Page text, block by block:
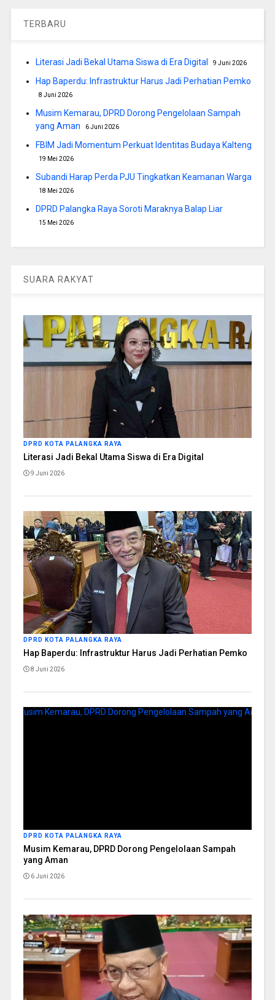
TERBARU
Literasi Jadi Bekal Utama Siswa di Era Digital 9 Juni 2026
Hap Baperdu: Infrastruktur Harus Jadi Perhatian Pemko
8 Juni 2026
Musim Kemarau, DPRD Dorong Pengelolaan Sampah
yang Aman
6 Juni 2026
FBIM Jadi Momentum Perkuat Identitas Budaya Kalteng
19 Mei 2026
Subandi Harap Perda PJU Tingkatkan Keamanan Warga
18 Mei 2026
DPRD Palangka Raya Soroti Maraknya Balap Liar
15 Mei 2026
SUARA RAKYAT
DPRD KOTA PALANGKA RAYA
Literasi Jadi Bekal Utama Siswa di Era Digital
9 Juni 2026
DPRD KOTA PALANGKA RAYA
Hap Baperdu: Infrastruktur Harus Jadi Perhatian Pemko
8 Juni 2026
DPRD KOTA PALANGKA RAYA
Musim Kemarau, DPRD Dorong Pengelolaan Sampah
yang Aman
6 Juni 2026